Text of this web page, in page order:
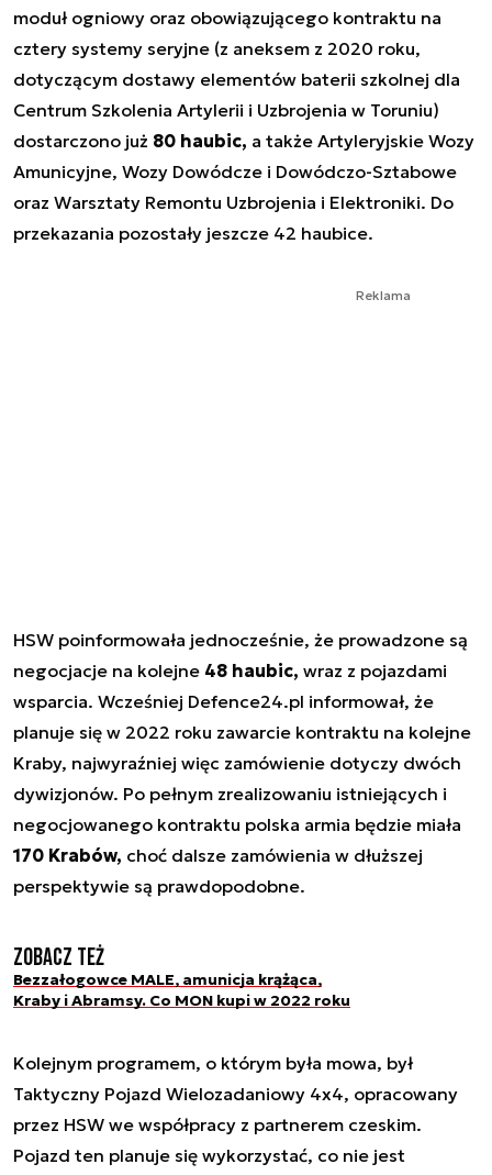
moduł ogniowy oraz obowiązującego kontraktu na
cztery systemy seryjne (z aneksem z 2020 roku,
dotyczącym dostawy elementów baterii szkolnej dla
Centrum Szkolenia Artylerii i Uzbrojenia w Toruniu)
dostarczono już 80 haubic, a także Artyleryjskie Wozy
Amunicyjne, Wozy Dowódcze i Dowódczo-Sztabowe
oraz Warsztaty Remontu Uzbrojenia i Elektroniki. Do
przekazania pozostały jeszcze 42 haubice.
Reklama
HSW poinformowała jednocześnie, że prowadzone są
negocjacje na kolejne 48 haubic, wraz z pojazdami
wsparcia. Wcześniej Defence24.pl informował, że
planuje się w 2022 roku zawarcie kontraktu na kolejne
Kraby, najwyraźniej więc zamówienie dotyczy dwóch
dywizjonów. Po pełnym zrealizowaniu istniejących i
negocjowanego kontraktu polska armia będzie miała
170 Krabów, choć dalsze zamówienia w dłuższej
perspektywie są prawdopodobne.
Zobacz też
Bezzałogowce MALE, amunicja krążąca,
Kraby i Abramsy. Co MON kupi w 2022 roku
Kolejnym programem, o którym była mowa, był
Taktyczny Pojazd Wielozadaniowy 4x4, opracowany
przez HSW we współpracy z partnerem czeskim.
Pojazd ten planuje się wykorzystać, co nie jest